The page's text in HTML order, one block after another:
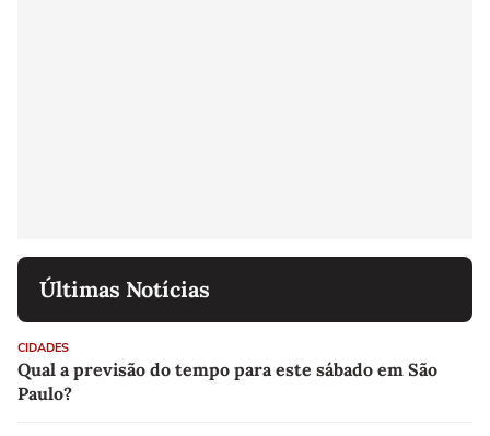
Últimas Notícias
CIDADES
Qual a previsão do tempo para este sábado em São
Paulo?